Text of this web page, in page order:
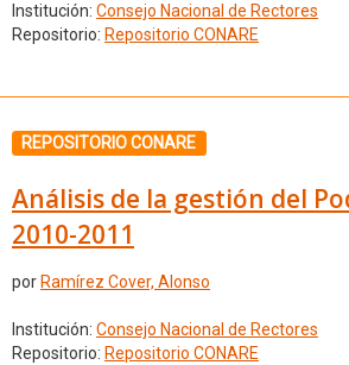
Institución: Consejo Nacional de Rectores
Repositorio: Repositorio CONARE
REPOSITORIO CONARE
Análisis de la gestión del
2010-2011
por Ramírez Cover, Alonso
Institución: Consejo Nacional de Rectores
Repositorio: Repositorio CONARE